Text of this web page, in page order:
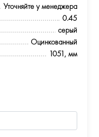
Уточняйте у менеджера
0.45
серый
Оцинкованный
1051, мм